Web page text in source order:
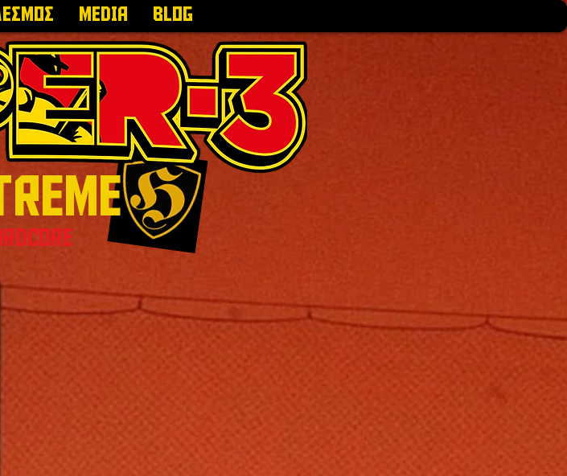
MEDIA Blog